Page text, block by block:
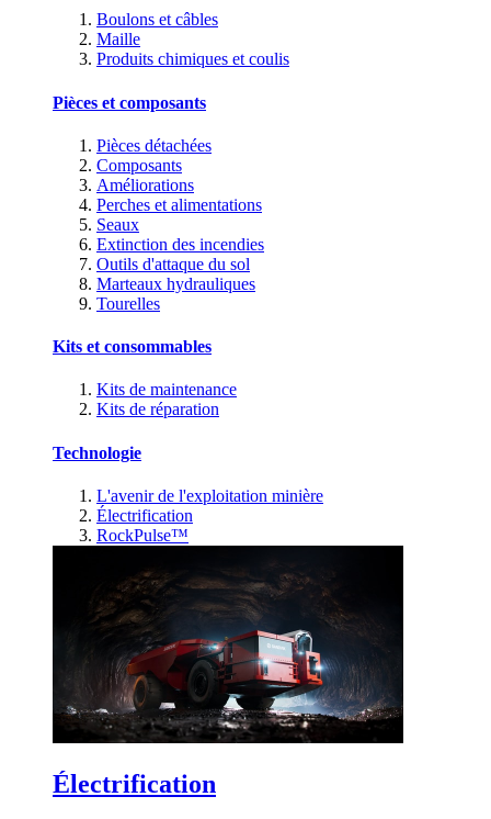
Boulons et câbles
Maille
Produits chimiques et coulis
Pièces et composants
Pièces détachées
Composants
Améliorations
Perches et alimentations
Seaux
Extinction des incendies
Outils d'attaque du sol
Marteaux hydrauliques
Tourelles
Kits et consommables
Kits de maintenance
Kits de réparation
Technologie
L'avenir de l'exploitation minière
Électrification
RockPulse™
Électrification